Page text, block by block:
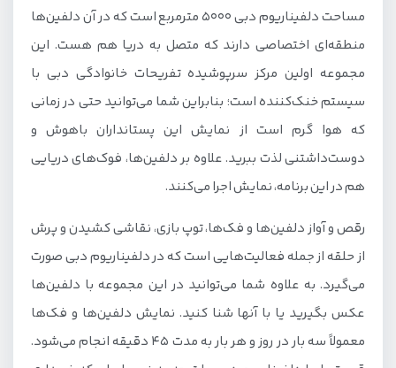
مساحت دلفیناریوم دبی ۵۰۰۰ مترمربع است که در آن دلفین‌ها
منطقه‌ای اختصاصی دارند که متصل به دریا هم هست. این
مجموعه اولین مرکز سرپوشیده تفریحات خانوادگی دبی با
سیستم خنک‌کننده است؛ بنابراین شما می‌توانید حتی در زمانی
که هوا گرم است از نمایش این پستانداران باهوش و
دوست‌داشتنی لذت ببرید. علاوه بر دلفین‌ها، فوک‌های دریایی
هم در این برنامه، نمایش اجرا می‌کنند.
رقص و آواز دلفین‌ها و فک‌ها، توپ بازی، نقاشی کشیدن و پرش
از حلقه از جمله فعالیت‌هایی است که در دلفیناریوم دبی صورت
می‌گیرد. به علاوه شما می‌توانید در این مجموعه با دلفین‌ها
عکس بگیرید یا با آنها شنا کنید. نمایش دلفین‌ها و فک‌ها
معمولاً سه بار در روز و هر بار به مدت ۴۵ دقیقه انجام می‌شود.